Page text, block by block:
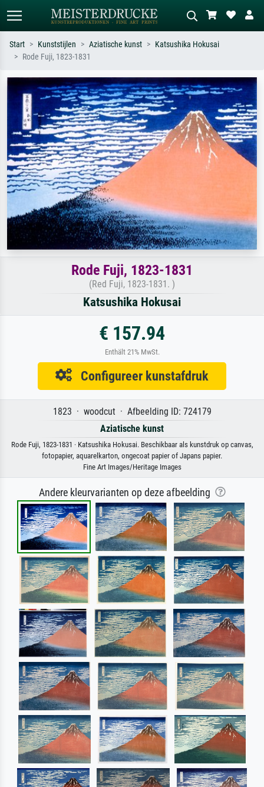
Zoek op kunstenaar, titel of stijl – bijv.
Monet, Sterrennacht, impressionisme,
Hokusai-golf, naakt.
Beschrijf de scène – bijv. groene
weide, abstract met veel rood, donker
olieverfschilderij, staand naakt naast
een boom.
Start Kunststijlen Aziatische kunst
Katsushika Hokusai
Rode Fuji, 1823-1831
Rode Fuji, 1823-1831
(Red Fuji, 1823-1831. )
Katsushika Hokusai
€ 157.94
Enthält 21% MwSt.
Configureer kunstafdruk
1823 · woodcut · Afbeelding ID: 724179
Aziatische kunst
Rode Fuji, 1823-1831 · Katsushika Hokusai. Beschikbaar als kunstdruk op canvas,
fotopapier, aquarelkarton, ongecoat papier of Japans papier.
Fine Art Images/Heritage Images
Andere kleurvarianten op deze afbeelding